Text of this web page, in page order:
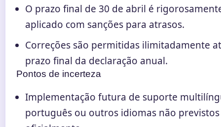
O prazo final de 30 de abril é
aplicado com sanções para atrasos.
Correções são permitidas ilimitadamente
prazo final da declaração anual.
Pontos de incerteza
Implementação futura de suporte
português ou outros idiomas não previstos